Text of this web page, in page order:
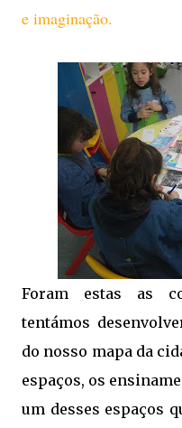
e imaginação.
Foram estas as
tentámos
do nosso mapa da
espaços, os
um desses espaços